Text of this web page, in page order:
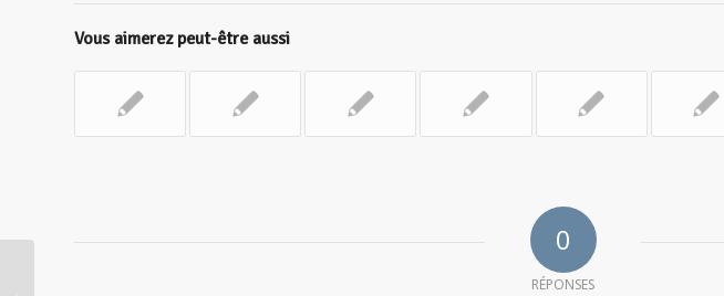
Vous aimerez peut-être aussi
0
RÉPONSES